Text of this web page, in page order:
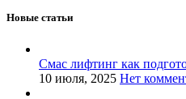
Новые статьи
Смас лифтинг как
10 июля, 2025 Нет